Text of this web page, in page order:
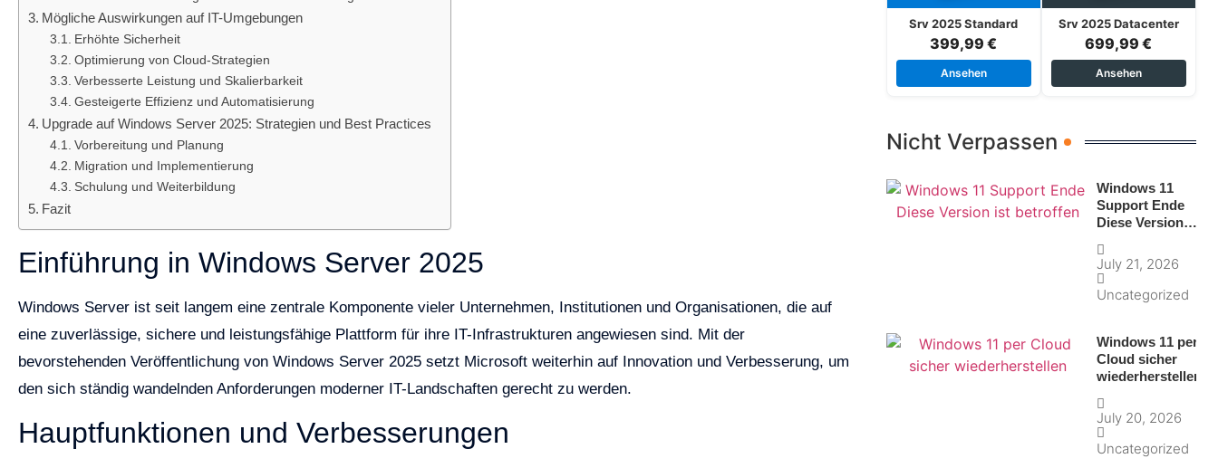
Mögliche Auswirkungen auf IT-Umgebungen
Erhöhte Sicherheit
Optimierung von Cloud-Strategien
Verbesserte Leistung und Skalierbarkeit
Gesteigerte Effizienz und Automatisierung
Upgrade auf Windows Server 2025: Strategien und Best Practices
Vorbereitung und Planung
Migration und Implementierung
Schulung und Weiterbildung
Fazit
Einführung in Windows Server 2025
Windows Server ist seit langem eine zentrale Komponente vieler Unternehmen, Institutionen und Organisationen, die auf
eine zuverlässige, sichere und leistungsfähige Plattform für ihre IT-Infrastrukturen angewiesen sind. Mit der
bevorstehenden Veröffentlichung von Windows Server 2025 setzt Microsoft weiterhin auf Innovation und Verbesserung, um
den sich ständig wandelnden Anforderungen moderner IT-Landschaften gerecht zu werden.
Hauptfunktionen und Verbesserungen
Srv 2025 Standard
399,99 €
Ansehen
Srv 2025 Datacenter
699,99 €
Ansehen
Nicht Verpassen
Windows 11
Support Ende
Diese Version
July 21, 2026
Uncategorized
Windows 11 per
Cloud sicher
wiederherstellen
July 20, 2026
Uncategorized